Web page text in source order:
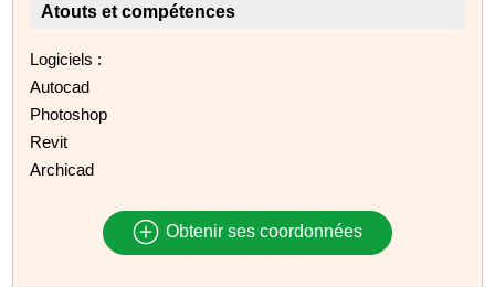
Atouts et compétences
Logiciels :
Autocad
Photoshop
Revit
Archicad
Obtenir ses coordonnées